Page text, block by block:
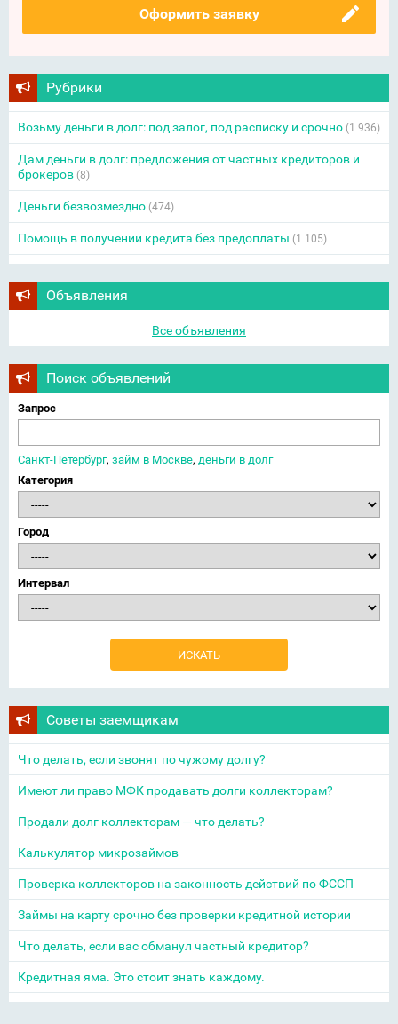
Оформить заявку
Рубрики
Возьму деньги в долг: под залог, под расписку и срочно (1 936)
Дам деньги в долг: предложения от частных кредиторов и
брокеров (8)
Деньги безвозмездно (474)
Помощь в получении кредита без предоплаты (1 105)
Объявления
Все объявления
Поиск объявлений
Запрос
Санкт-Петербург, займ в Москве, деньги в долг
Категория
Город
Интервал
Советы заемщикам
Что делать, если звонят по чужому долгу?
Имеют ли право МФК продавать долги коллекторам?
Продали долг коллекторам — что делать?
Калькулятор микрозаймов
Проверка коллекторов на законность действий по ФССП
Займы на карту срочно без проверки кредитной истории
Что делать, если вас обманул частный кредитор?
Кредитная яма. Это стоит знать каждому.